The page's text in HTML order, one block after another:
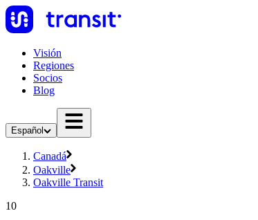
Visión
Regiones
Socios
Blog
Español
Canadá
Oakville
Oakville Transit
10